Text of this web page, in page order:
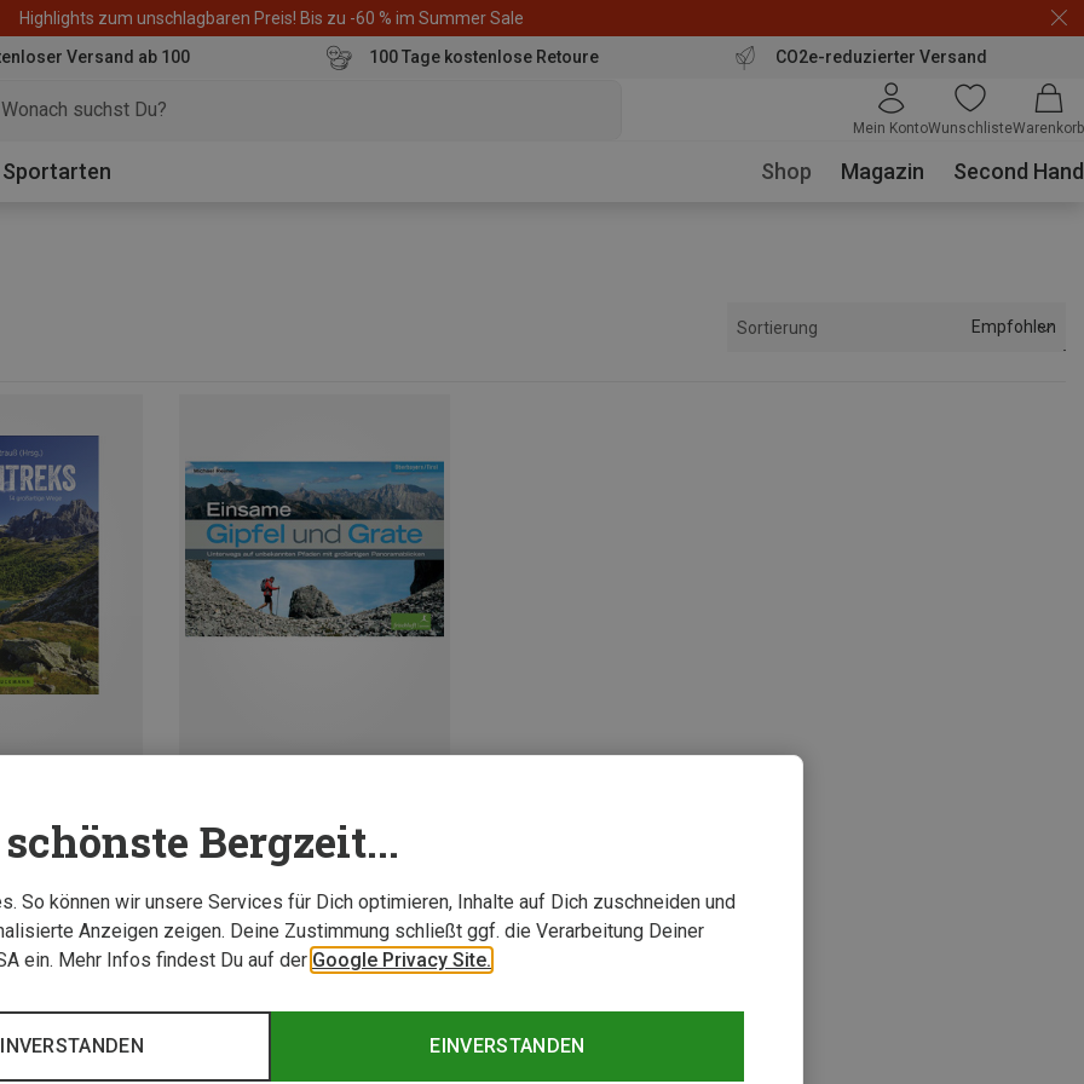
Highlights zum unschlagbaren Preis! Bis zu -60 % im Summer Sale
Versand ab 100
100 Tage kostenlose Retoure CO2e-reduzierter Versand
Mein KontoWunschlisteWarenkorb
Sportarten Shop Magazin Second Hand
Sortierung Empfohlen
Einsame Gipfel und Grate
2 von 2 Artikel angesehen
Bergzeit...
So können wir unsere Services für Dich optimieren, Inhalte auf Dich zuschneiden und
Anzeigen zeigen. Deine Zustimmung schließt ggf. die Verarbeitung Deiner
ein. Mehr Infos findest Du auf der Google Privacy Site.
EINVERSTANDEN